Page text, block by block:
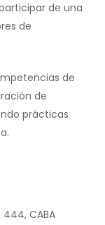
de una
de
de
de
prácticas
CABA